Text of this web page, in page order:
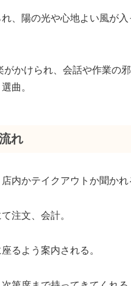
れ、陽の光や心地よい風が
がかけられ、会話や作業の
曲。
れ
内かテイクアウトか聞かれ
注文、会計。
るよう案内される。